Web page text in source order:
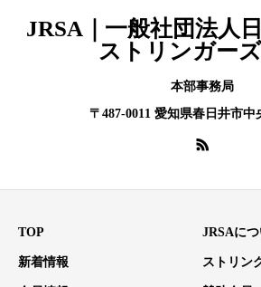
JRSA｜一般社団法人
ストリンガー
本部事務局
〒487-0011 愛知県春日井市中
TOP JRSAに
新着情報 ストリン